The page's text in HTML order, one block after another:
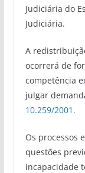
Judiciária do
Judiciária.
A
ocorrerá de
competência
julgar
10.259/2001.
Os processos
questões
incapacidade